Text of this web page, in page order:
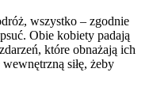
wszystko – zgodnie
Obie kobiety padają
które obnażają ich
siłę, żeby